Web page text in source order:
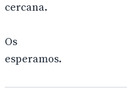
cercana.
Os
esperamos.